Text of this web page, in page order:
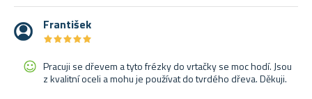
František
★★★★★
★★★★★
Pracuji se dřevem a tyto frézky do vrtačky se moc hodí. Jsou
z kvalitní oceli a mohu je používat do tvrdého dřeva. Děkuji.